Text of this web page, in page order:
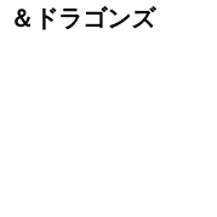
＆ドラゴンズ